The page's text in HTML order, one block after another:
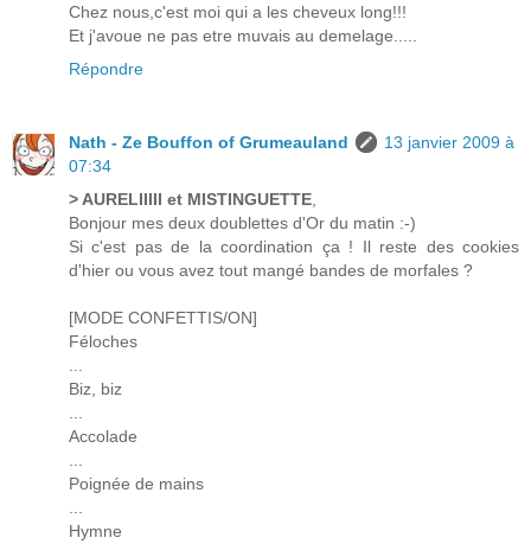
Chez nous,c'est moi qui a les cheveux long!!!
Et j'avoue ne pas etre muvais au demelage.....
Répondre
Nath - Ze Bouffon of Grumeauland
13 janvier 2009 à
07:34
> AURELIIIII et MISTINGUETTE
Bonjour mes deux doublettes d'Or du matin :-)
Si c'est pas de la coordination ça ! Il reste des cookies
d'hier ou vous avez tout mangé bandes de morfales ?
[MODE CONFETTIS/ON]
Féloches
Biz, biz
Accolade
Poignée de mains
Hymne